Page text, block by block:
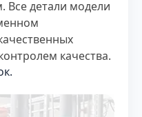
детали модели
качества.